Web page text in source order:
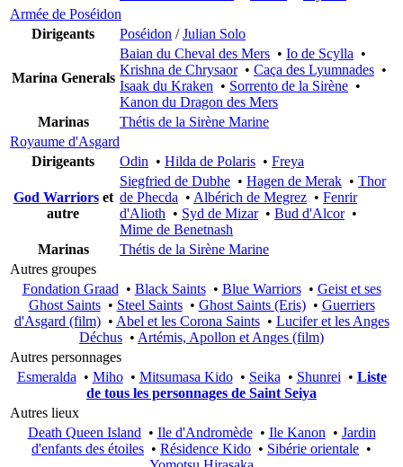
Armée de Poséidon
Dirigeants
Poséidon /Julian Solo
Marina Generals
Baian du Cheval des Mers • Io de Scylla •
Krishna de Chrysaor• Caça des Lyumnades •
Isaak du Kraken • Sorrento de la Sirène •
Kanon du Dragon des Mers
Marinas
Thétis de la Sirène Marine
Royaume d'Asgard
Dirigeants
Odin • Hilda de Polaris • Freya
God Warriorset
autre
Siegfried de Dubhe • Hagen de Merak • Thor
de Phecda • Albérich de Megrez • Fenrir
d'Alioth • Syd de Mizar• Bud d'Alcor•
Mime de Benetnash
Marinas
Thétis de la Sirène Marine
Autres groupes
Fondation Graad • Black Saints• Blue Warriors• Geist et ses
Ghost Saints• Steel Saints• Ghost Saints (Eris)• Guerriers
d'Asgard (film)• Abel et les Corona Saints• Lucifer et les Anges
Déchus • Artémis, Apollon et Anges (film)
Autres personnages
Esmeralda • Miho• Mitsumasa Kido• Seika • Shunrei • Liste
de tous les personnages de Saint Seiya
Autres lieux
Death Queen Island • Ile d'Andromède• Ile Kanon • Jardin
d'enfants des étoiles • Résidence Kido • Sibérie orientale •